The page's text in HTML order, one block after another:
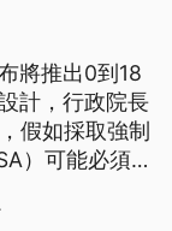
將推出0到18
計，行政院長
假如採取強制
）可能必須修